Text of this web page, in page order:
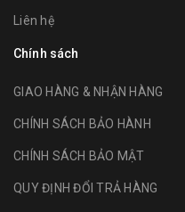
Liên hệ
Chính sách
GIAO HÀNG & NHẬN HÀNG
CHÍNH SÁCH BẢO HÀNH
CHÍNH SÁCH BẢO MẬT
QUY ĐỊNH ĐỔI TRẢ HÀNG